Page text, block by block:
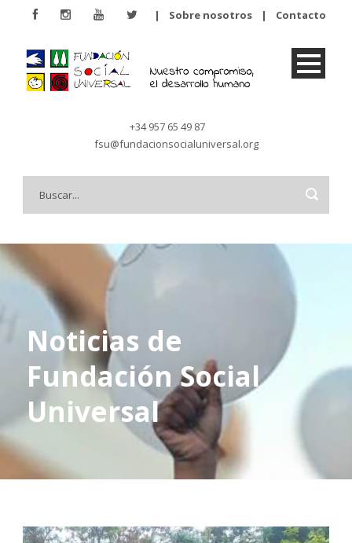
| Sobre nosotros | Contacto
+34 957 65 49 87
fsu@fundacionsocialuniversal.org
Noticias de
Fundación Social
Universal